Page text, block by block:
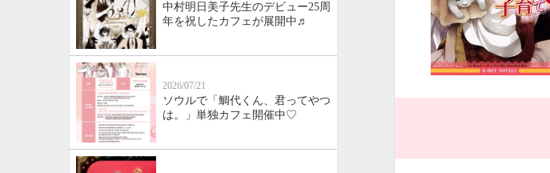
中村明日美子先生のデビュー25周
年を祝したカフェが展開中♬
2026/07/21
ソウルで「鯛代くん、君ってやつ
は。」単独カフェ開催中♡